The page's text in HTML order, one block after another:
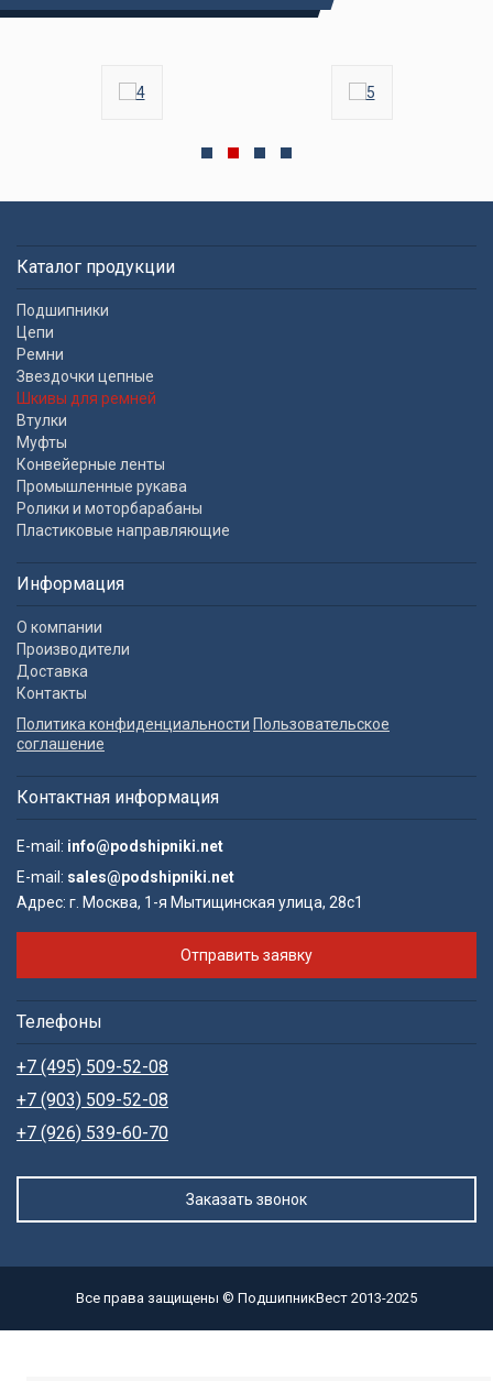
Каталог продукции
Подшипники
Цепи
Ремни
Звездочки цепные
Шкивы для ремней
Втулки
Муфты
Конвейерные ленты
Промышленные рукава
Ролики и моторбарабаны
Пластиковые направляющие
Информация
О компании
Производители
Доставка
Контакты
Политика конфиденциальности Пользовательское
соглашение
Контактная информация
E-mail: info@podshipniki.net
E-mail: sales@podshipniki.net
Адрес: г. Москва, 1-я Мытищинская улица, 28с1
Отправить заявку
Телефоны
+7 (495) 509-52-08
+7 (903) 509-52-08
+7 (926) 539-60-70
Заказать звонок
Все права защищены © ПодшипникВест 2013-2025